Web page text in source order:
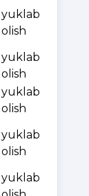
yuklab
olish
yuklab
olish
yuklab
olish
yuklab
olish
yuklab